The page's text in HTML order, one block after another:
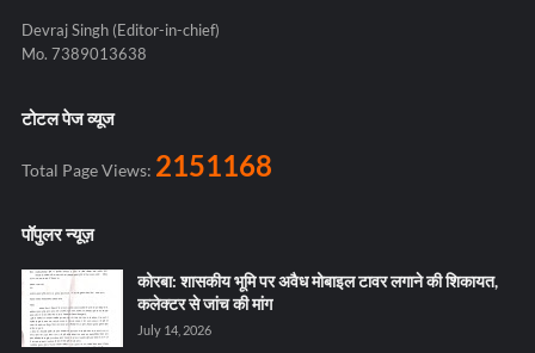
Devraj Singh (Editor-in-chief)
Mo. 7389013638
टोटल पेज व्यूज
Total Page Views: 2151168
पॉपुलर न्यूज़
कोरबा: शासकीय भूमि पर अवैध मोबाइल टावर लगाने की शिकायत,
कलेक्टर से जांच की मांग
July 14, 2026